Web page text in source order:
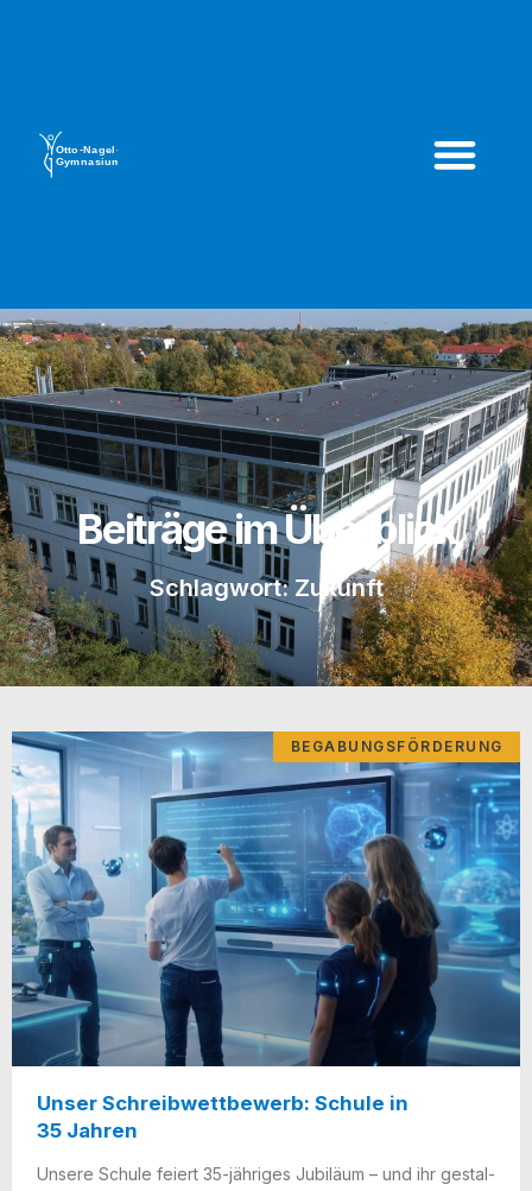
Beiträge im Überblick
Schlagwort: Zukunft
BEGABUNGSFÖRDERUNG
Unser Schreibwettbewerb: Schule in
35 Jahren
Unse­re Schu­le fei­ert 35-jäh­ri­­ges Jubi­lä­um – und ihr gestal­